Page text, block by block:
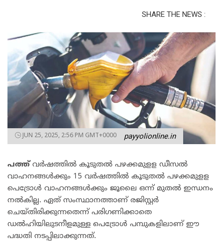
SHARE THE NEWS :
JUN 25, 2025, 2:56 PM GMT+0000 payyolionline.in
പത്ത്വര്‍ഷത്തില്‍ കൂടുതല്‍ പഴക്കമുളള ഡീസല്‍
വാഹനങ്ങള്‍ക്കും 15 വര്‍ഷത്തില്‍ കൂടുതല്‍ പഴക്കമുളള
പെട്രോള്‍ വാഹനങ്ങള്‍ക്കും ജൂലൈ ഒന്ന് മുതല്‍ ഇന്ധനം
നല്‍കില്ല. ഏത് സംസ്ഥാനത്താണ് രജിസ്റ്റര്‍
ചെയ്തിരിക്കുന്നതെന്ന് പരിഗണിക്കാതെ
ഡല്‍ഹിയിലുടനീളമുള്ള പെട്രോള്‍ പമ്പുകളിലാണ് ഈ
പദ്ധതി നടപ്പിലാക്കുന്നത്.